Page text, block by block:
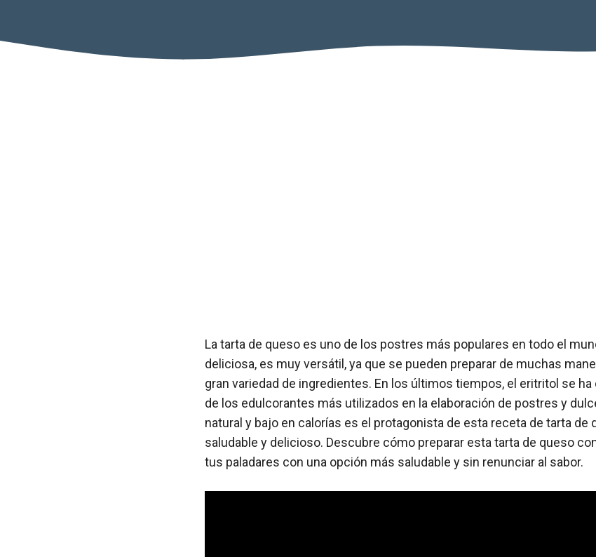
La tarta de queso es uno de los postres más populares en todo el
deliciosa, es muy versátil, ya que se pueden preparar de muchas
gran variedad de ingredientes. En los últimos tiempos, el eritritol se
de los edulcorantes más utilizados en la elaboración de postres y
natural y bajo en calorías es el protagonista de esta receta de tarta de
saludable y delicioso. Descubre cómo preparar esta tarta de queso
tus paladares con una opción más saludable y sin renunciar al sabor.